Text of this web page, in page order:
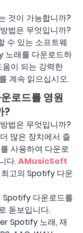
것이 가능합니까?
법은 무엇입니까?
수 있는 소프트웨
노래를 다운로드하
이 되는 강력한
계속 읽으십시오.
로드를 영원
?
법은 무엇입니까?
많은 장치에서 즐
사용하여 다운로
다.AMusicSoft
고의 Spotify 다운
Spotify 다운로드를
돋보입니다.
Spotify 노래, 재